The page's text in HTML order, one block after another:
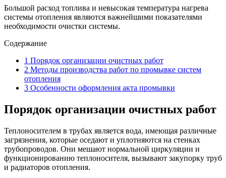
Большой расход топлива и невысокая температура нагрева
системы отопления являются важнейшими показателями
необходимости очистки системы.
Содержание
1 Порядок организации очистных работ
2 Методы производства работ по промывке систем
отопления
3 Особенности оформления акта промывки
Порядок организации очистных работ
Теплоносителем в трубах является вода, имеющая различные
загрязнения, которые оседают и уплотняются на стенках
трубопроводов. Они мешают нормальной циркуляции и
функционированию теплоносителя, вызывают закупорку труб
и радиаторов отопления.